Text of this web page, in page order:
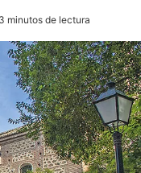
minutos de lectura